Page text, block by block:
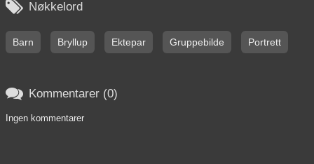
 Nøkkelord
Barn Bryllup Ektepar Gruppebilde Portrett
 Kommentarer (0)
Ingen kommentarer